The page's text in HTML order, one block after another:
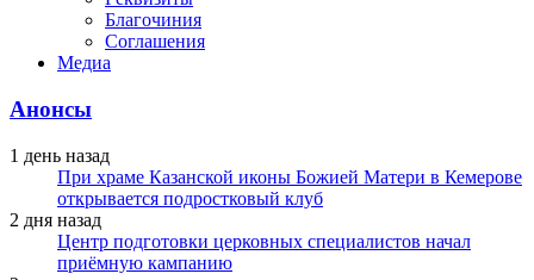
Благочиния
Соглашения
Медиа
Анонсы
1 день назад
При храме Казанской иконы Божией Матери в Кемерове
открывается подростковый клуб
2 дня назад
Центр подготовки церковных специалистов начал
приёмную кампанию